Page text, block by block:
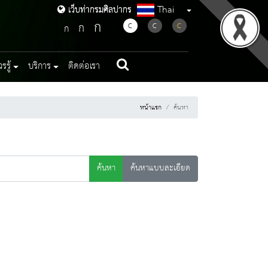
เว็บท่ากรมศิลปากร
เว็บท่ากรมศิลปากร Thai
ก ก ก C C C
รู้ บริการ ติดต่อเรา
หน้าแรก ค้นหา
ค้นหา ค้นหาแบบละเอียด